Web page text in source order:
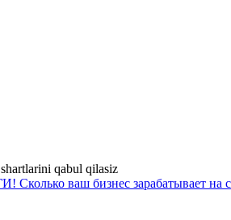
shartlarini qabul qilasiz